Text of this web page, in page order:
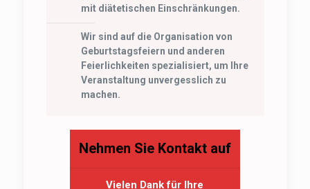
mit diätetischen Einschränkungen.
Wir sind auf die Organisation von
Geburtstagsfeiern und anderen
Feierlichkeiten spezialisiert, um Ihre
Veranstaltung unvergesslich zu
machen.
Nehmen Sie Kontakt auf
Vielen Dank für Ihre